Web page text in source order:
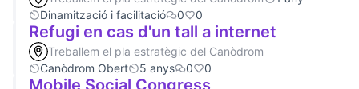
Dinamització i facilitació
0 0
Refugi en cas d'un tall a internet
Treballem el pla estratègic del Canòdrom
Canòdrom Obert
5 anys 0 0
Mobile Social Congress